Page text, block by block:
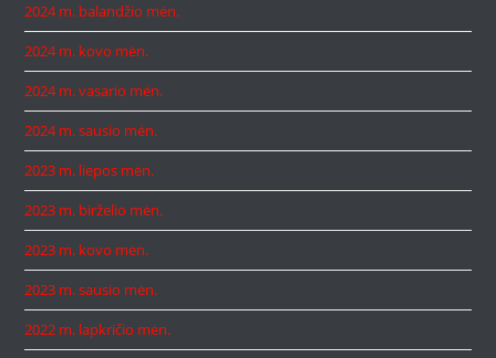
2024 m. balandžio mėn.
2024 m. kovo mėn.
2024 m. vasario mėn.
2024 m. sausio mėn.
2023 m. liepos mėn.
2023 m. birželio mėn.
2023 m. kovo mėn.
2023 m. sausio mėn.
2022 m. lapkričio mėn.